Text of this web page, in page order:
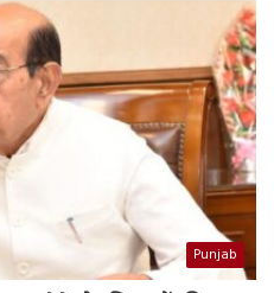
Punjab